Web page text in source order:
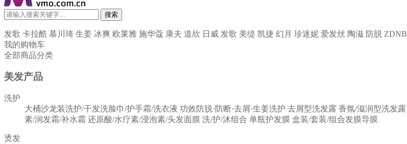
搜索
发歌 卡拉酷 慕川琦 生姜 冰爽 欧莱雅 施华蔻 康夫 道欣 日威 发歌 美缇 凯捷 幻月 珍迷妮 爱发丝 陶滋 防脱 ZDNB
我的购物车
全部商品分类
美发产品
洗护
大桶沙龙装洗护/干发洗脸巾/护手霜/洗衣液 功效防脱·防断·去屑·生姜洗护 去屑型洗发露 香氛/滋润型洗发露
素/润发霜/补水霜 还原酸/水疗素/浸泡素/头发面膜 洗/护/沐组合 单瓶护发膜 盒装/套装/组合发膜导膜
烫发